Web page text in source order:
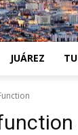
JUÁREZ